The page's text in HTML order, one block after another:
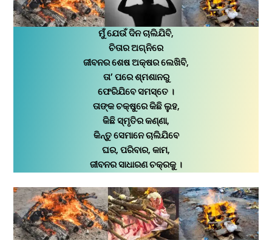
ମୁଁ ଯେଉଁ ଦିନ ଚାଲିଯିବି,
ଚିତାର ଅଗ୍ନିରେ
ଜୀବନର ଶେଷ ଅକ୍ଷର ଲେଖିବି,
ତା’ ପରେ ଶ୍ମଶାନରୁ
ଫେରିଯିବେ ସମସ୍ତେ ।
ତାଙ୍କ ଚକ୍ଷୁରେ କିଛି ଲୁହ,
କିଛି ସ୍ମୃତିର କଣ୍ଣା,
କିନ୍ତୁ ସେମାନେ ଚାଲିଯିବେ
ଘର, ପରିବାର, କାମ,
ଜୀବନର ସାଧାରଣ ଚକ୍ରକୁ ।